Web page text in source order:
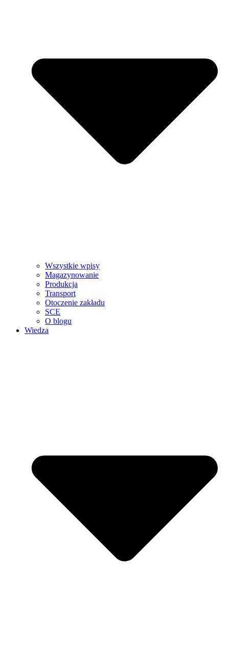
Wszystkie wpisy
Magazynowanie
Produkcja
Transport
Otoczenie zakładu
SCE
O blogu
Wiedza